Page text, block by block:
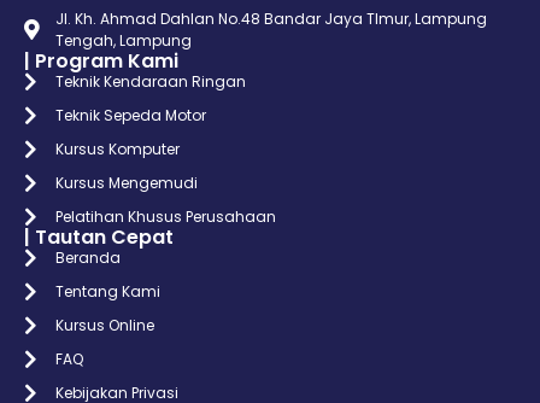
Jl. Kh. Ahmad Dahlan No.48 Bandar Jaya TImur, Lampung
Tengah, Lampung
| Program Kami
Teknik Kendaraan Ringan
Teknik Sepeda Motor
Kursus Komputer
Kursus Mengemudi
Pelatihan Khusus Perusahaan
| Tautan Cepat
Beranda
Tentang Kami
Kursus Online
FAQ
Kebijakan Privasi